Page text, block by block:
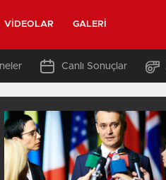
VIDEOLAR GALERI
Canlı Sonuçlar